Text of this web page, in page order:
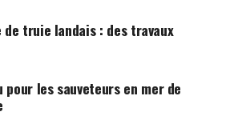
de truie landais : des travaux
pour les sauveteurs en mer de